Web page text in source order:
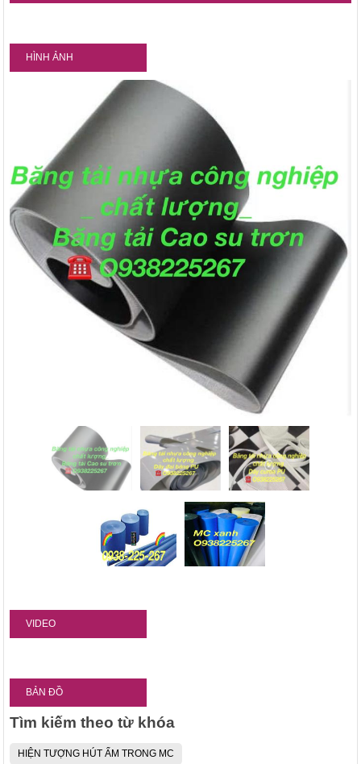
HÌNH ẢNH
VIDEO
BẢN ĐỒ
Tìm kiếm theo từ khóa
HIỆN TƯỢNG HÚT ẨM TRONG MC